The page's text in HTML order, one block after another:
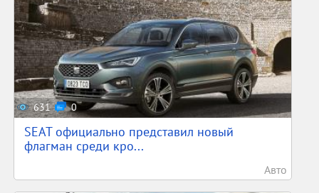
631 0
SEAT официально представил новый
флагман среди кро...
Авто